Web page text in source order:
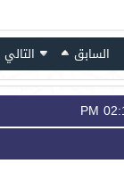
السابق التالي